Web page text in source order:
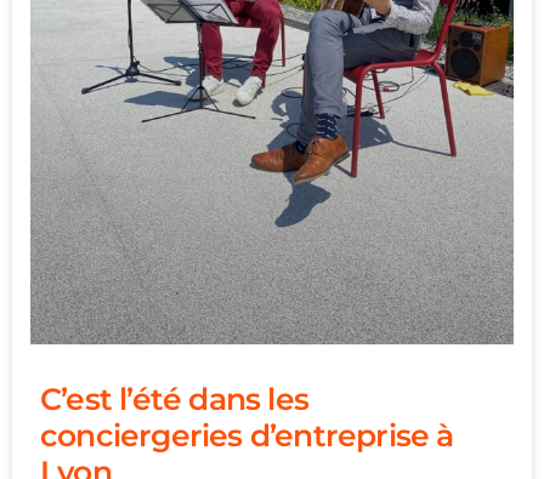
C’est l’été dans les
conciergeries d’entreprise à
Lyon